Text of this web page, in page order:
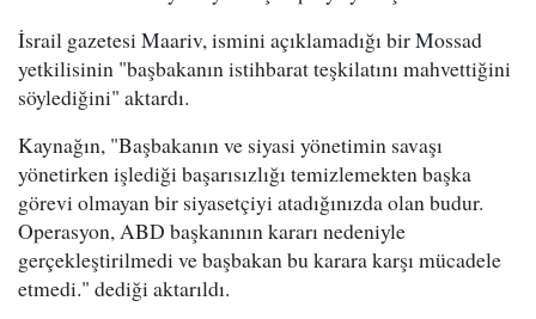
İsrail gazetesi Maariv, ismini açıklamadığı bir Mossad
yetkilisinin "başbakanın istihbarat teşkilatını mahvettiğini
söylediğini" aktardı.
Kaynağın, "Başbakanın ve siyasi yönetimin savaşı
yönetirken işlediği başarısızlığı temizlemekten başka
görevi olmayan bir siyasetçiyi atadığınızda olan budur.
Operasyon, ABD başkanının kararı nedeniyle
gerçekleştirilmedi ve başbakan bu karara karşı mücadele
etmedi." dediği aktarıldı.